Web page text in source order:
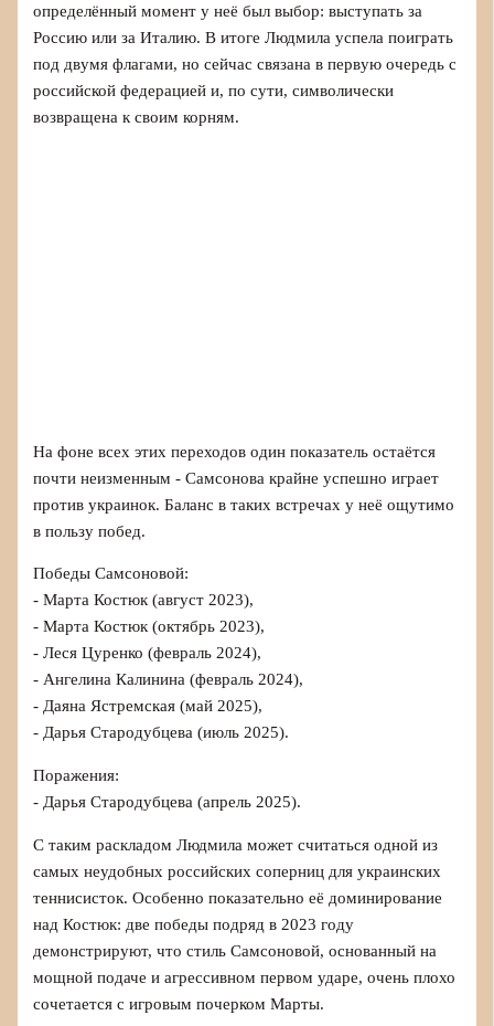
определённый момент у неё был выбор: выступать за
Россию или за Италию. В итоге Людмила успела поиграть
под двумя флагами, но сейчас связана в первую очередь с
российской федерацией и, по сути, символически
возвращена к своим корням.
На фоне всех этих переходов один показатель остаётся
почти неизменным - Самсонова крайне успешно играет
против украинок. Баланс в таких встречах у неё ощутимо
в пользу побед.
Победы Самсоновой:
- Марта Костюк (август 2023),
- Марта Костюк (октябрь 2023),
- Леся Цуренко (февраль 2024),
- Ангелина Калинина (февраль 2024),
- Даяна Ястремская (май 2025),
- Дарья Стародубцева (июль 2025).
Поражения:
- Дарья Стародубцева (апрель 2025).
С таким раскладом Людмила может считаться одной из
самых неудобных российских соперниц для украинских
теннисисток. Особенно показательно её доминирование
над Костюк: две победы подряд в 2023 году
демонстрируют, что стиль Самсоновой, основанный на
мощной подаче и агрессивном первом ударе, очень плохо
сочетается с игровым почерком Марты.